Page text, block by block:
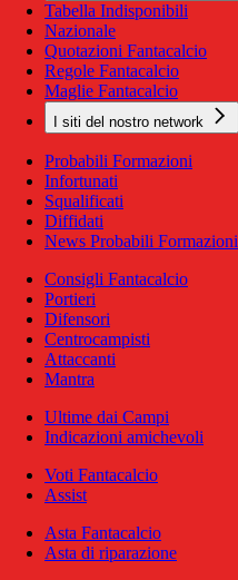
Tabella Indisponibili
Nazionale
Quotazioni Fantacalcio
Regole Fantacalcio
Maglie Fantacalcio
I siti del nostro network
Probabili Formazioni
Infortunati
Squalificati
Diffidati
News Probabili Formazioni
Consigli Fantacalcio
Portieri
Difensori
Centrocampisti
Attaccanti
Mantra
Ultime dai Campi
Indicazioni amichevoli
Voti Fantacalcio
Assist
Asta Fantacalcio
Asta di riparazione